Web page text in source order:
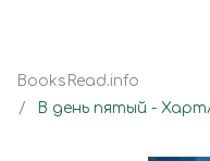
BooksRead.info
В день пятый -